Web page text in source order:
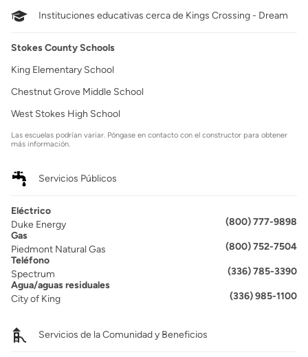
Instituciones educativas cerca de Kings Crossing - Dream
Stokes County Schools
King Elementary School
Chestnut Grove Middle School
West Stokes High School
Las escuelas podrían variar. Póngase en contacto con el constructor para obtener
más información.
Servicios Públicos
Eléctrico
Duke Energy
(800) 777-9898
Gas
Piedmont Natural Gas
(800) 752-7504
Teléfono
Spectrum
(336) 785-3390
Agua/aguas residuales
City of King
(336) 985-1100
Servicios de la Comunidad y Beneficios